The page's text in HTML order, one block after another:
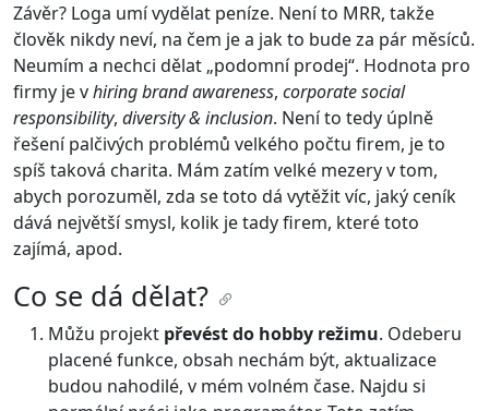
Závěr? Loga umí vydělat peníze. Není to MRR, takže
člověk nikdy neví, na čem je a jak to bude za pár měsíců.
Neumím a nechci dělat „podomní prodej“. Hodnota pro
firmy je vhiring brand awareness, corporate social
responsibility, diversity & inclusion. Není to tedy úplně
řešení palčivých problémů velkého počtu firem, je to
spíš taková charita. Mám zatím velké mezery v tom,
abych porozuměl, zda se toto dá vytěžit víc, jaký ceník
dává největší smysl, kolik je tady firem, které toto
zajímá, apod.
Co se dá dělat?
Můžu projekt převést do hobby režimu. Odeberu
placené funkce, obsah nechám být, aktualizace
budou nahodilé, v mém volném čase. Najdu si